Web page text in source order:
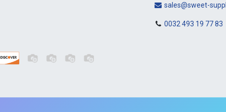
sales@sweet-
0032 493 19 77 83